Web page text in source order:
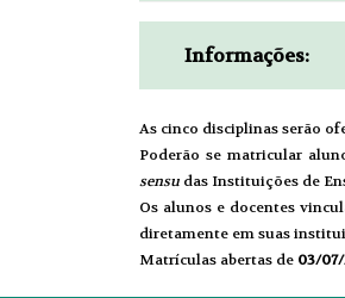
Informações:
As cinco disciplinas serão
Poderão se matricular
sensu das Instituições de
Os alunos e docentes
diretamente em suas
Matrículas abertas de 03/